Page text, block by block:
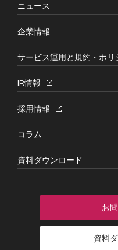
ニュース
企業情報
サービス運用と規約・ポリ
IR情報
採用情報
コラム
資料ダウンロード
お
資料